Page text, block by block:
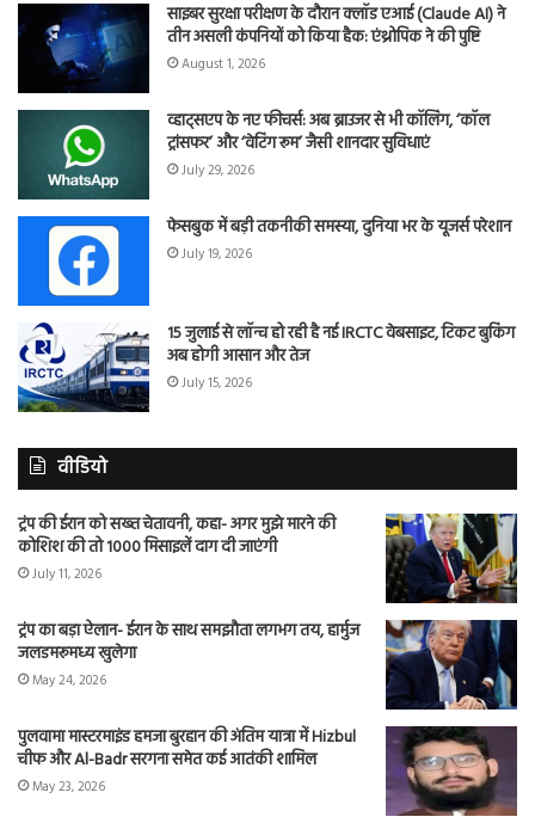
साइबर सुरक्षा परीक्षण के दौरान क्लॉड एआई (Claude AI) ने
तीन असली कंपनियों को किया हैक: एंथ्रोपिक ने की पुष्टि
August 1, 2026
व्हाट्सएप के नए फीचर्स: अब ब्राउजर से भी कॉलिंग, ‘कॉल
ट्रांसफर’ और ‘वेटिंग रूम’ जैसी शानदार सुविधाएं
July 29, 2026
फेसबुक में बड़ी तकनीकी समस्या, दुनिया भर के यूजर्स परेशान
July 19, 2026
15 जुलाई से लॉन्च हो रही है नई IRCTC वेबसाइट, टिकट बुकिंग
अब होगी आसान और तेज
July 15, 2026
वीडियो
ट्रंप की ईरान को सख्त चेतावनी, कहा- अगर मुझे मारने की
कोशिश की तो 1000 मिसाइलें दाग दी जाएंगी
July 11, 2026
ट्रंप का बड़ा ऐलान- ईरान के साथ समझौता लगभग तय, हार्मुज
जलडमरूमध्य खुलेगा
May 24, 2026
पुलवामा मास्टरमाइंड हमजा बुरहान की अंतिम यात्रा में Hizbul
चीफ और Al-Badr सरगना समेत कई आतंकी शामिल
May 23, 2026